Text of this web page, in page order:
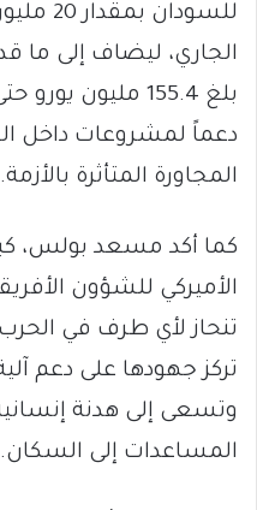
الجاري، ليضاف إلى ما
بلغ 155.4 مليون
دعماً لمشروعات داخل
المجاورة المتأثرة بالأزمة.
كما أكد مسعد بولس،
الأميركي للشؤون
تنحاز لأي طرف في
تركز جهودها على دعم
وتسعى إلى هدنة
المساعدات إلى السكان.